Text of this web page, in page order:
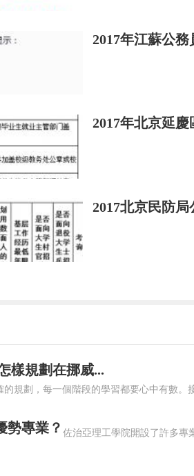
2017年江蘇公
2017年北京延
2017北京民防
樣規劃在挪威...
勢專業？